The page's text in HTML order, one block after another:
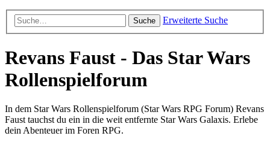
Suche Erweiterte Suche
Revans Faust - Das Star Wars
Rollenspielforum
In dem Star Wars Rollenspielforum (Star Wars RPG Forum) Revans
Faust tauchst du ein in die weit entfernte Star Wars Galaxis. Erlebe
dein Abenteuer im Foren RPG.